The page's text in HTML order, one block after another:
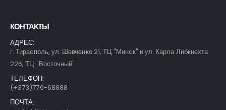
КОНТАКТЫ
АДРЕС:
г. Тирасполь, ул. Шевченко 21, ТЦ "Минск" и ул. Карла Либкнехта
226, ТЦ "Восточный"
ТЕЛЕФОН:
(+373)779-68888
ПОЧТА: